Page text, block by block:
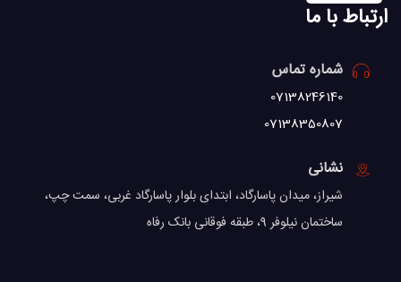
ارتباط با ما
شماره تماس
07138246140
07138350807
نشانی
شیراز، میدان پاسارگاد، ابتدای بلوار پاسارگاد غربی، سمت چپ،
ساختمان نیلوفر 9، طبقه فوقانی بانک رفاه